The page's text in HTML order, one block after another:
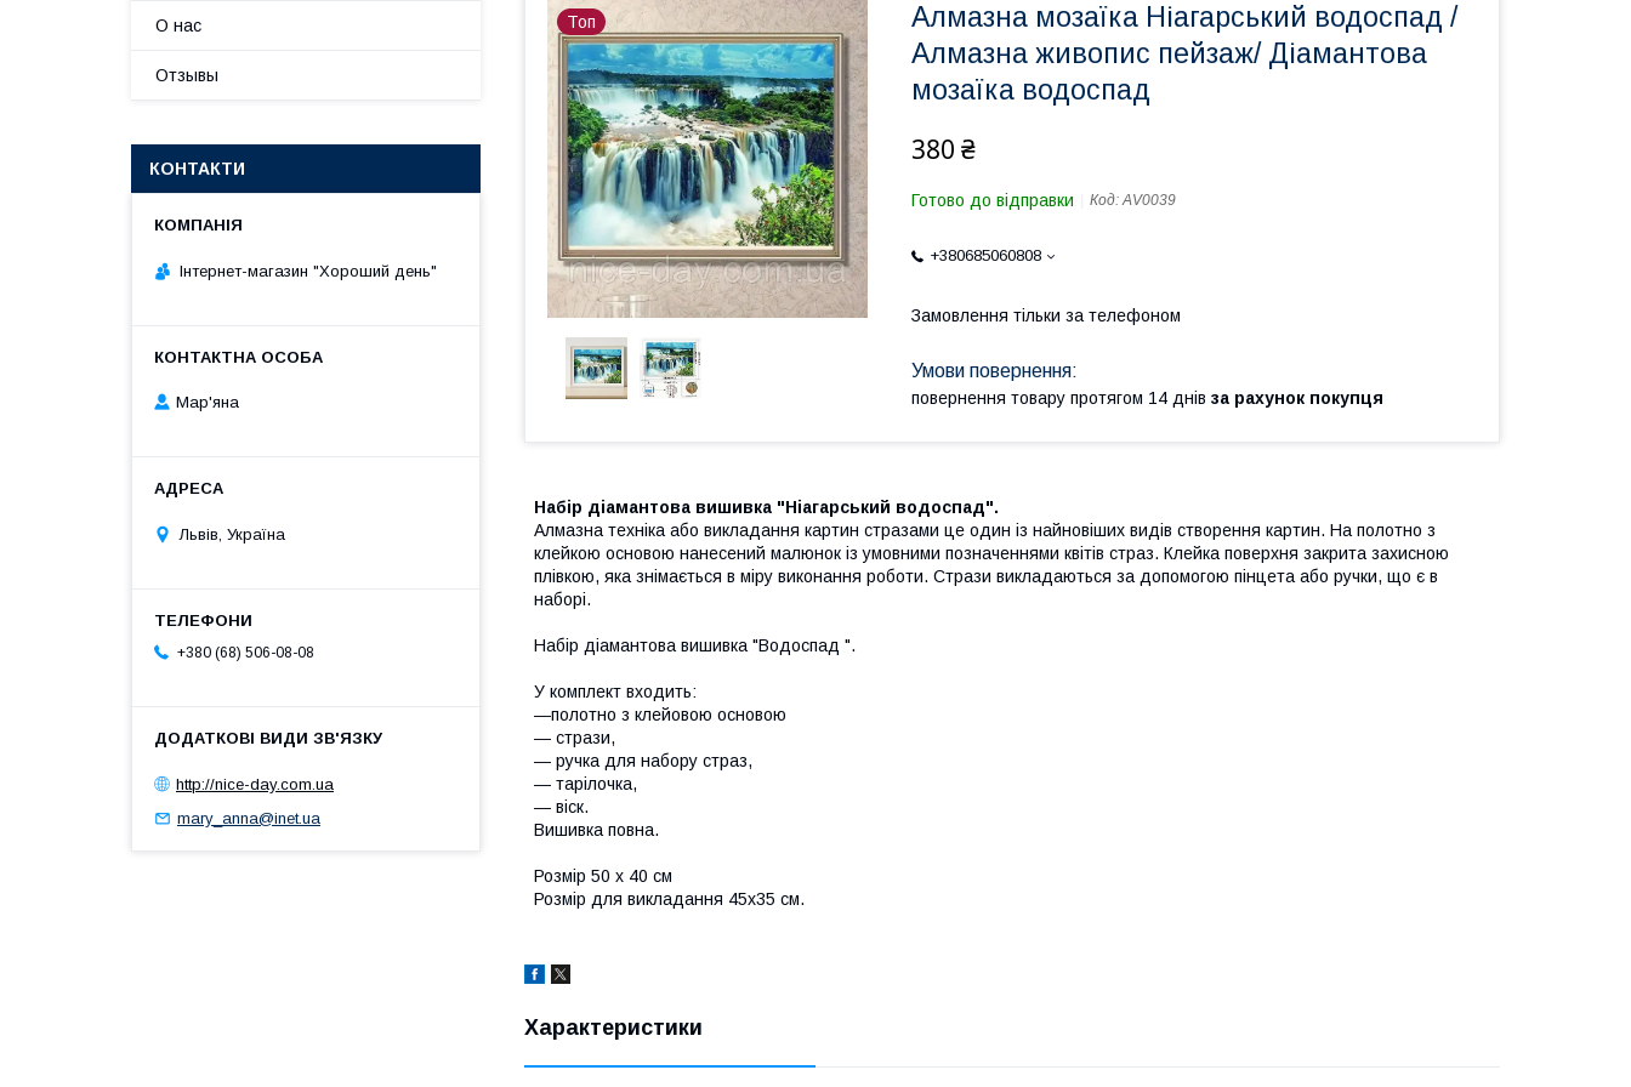
Топ
Алмазна мозаїка Ніагарський водоспад /
Алмазна живопис пейзаж/ Діамантова
мозаїка водоспад
380 ₴
Готово до відправки Код:АV0039
+380685060808
Замовлення тільки за телефоном
повернення товару протягом 14 днів за рахунок покупця
Набір діамантова вишивка "Ніагарський водоспад".
Алмазна техніка або викладання картин стразами це один із найновіших видів створення картин. На полотно з
клейкою основою нанесений малюнок із умовними позначеннями квітів страз. Клейка поверхня закрита захисною
плівкою, яка знімається в міру виконання роботи. Стрази викладаються за допомогою пінцета або ручки, що є в
наборі.
Набір діамантова вишивка "Водоспад ".
У комплект входить:
―полотно з клейовою основою
― стрази,
― ручка для набору страз,
― тарілочка,
― віск.
Вишивка повна.
Розмір 50 х 40 см
Розмір для викладання 45х35 см.
Характеристики
О нас
Отзывы
КОНТАКТИ
Інтернет-магазин "Хороший день"
Мар'яна
Львів, Україна
+380 (68) 506-08-08
http://nice-day.com.ua
mary_anna@inet.ua